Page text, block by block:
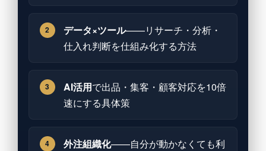
2 データ×ツール——リサーチ・分析・
仕入れ判断を仕組み化する方法
3 AI活用で出品・集客・顧客対応を10倍
速にする具体策
4 外注組織化——自分が動かなくても利